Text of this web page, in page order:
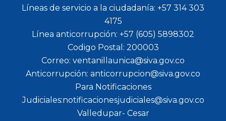
Líneas de servicio a la ciudadanía: +57 314 303
4175
Línea anticorrupción: +57 (605) 5898302
Codigo Postal: 200003
Correo: ventanillaunica@siva.gov.co
Anticorrupción: anticorrupcion@siva.gov.co
Para Notificaciones
Judiciales:notificacionesjudiciales@siva.gov.co
Valledupar- Cesar